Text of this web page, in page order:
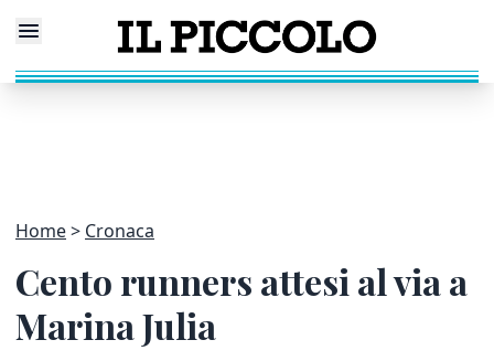
Home Cronaca
Cento runners attesi al via a
Marina Julia